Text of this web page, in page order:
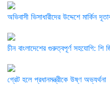
অভিবাসী ভিসাধারীদের উদ্দেশে মার্কিন
চীন বাংলাদেশের গুরুত্বপূর্ণ সহযোগি: শি
গ্রেট হলে প্রধানমন্ত্রীকে উষ্ণ অভ্যর্থনা